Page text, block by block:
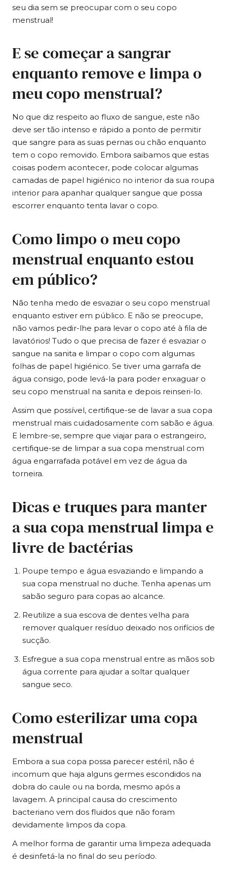
seu dia sem se preocupar com o seu copo
menstrual!
E se começar a sangrar
enquanto remove e limpa o
meu copo menstrual?
No que diz respeito ao fluxo de sangue, este não
deve ser tão intenso e rápido a ponto de permitir
que sangre para as suas pernas ou chão enquanto
tem o copo removido. Embora saibamos que estas
coisas podem acontecer, pode colocar algumas
camadas de papel higiénico no interior da sua roupa
interior para apanhar qualquer sangue que possa
escorrer enquanto tenta lavar o copo.
Como limpo o meu copo
menstrual enquanto estou
em público?
Não tenha medo de esvaziar o seu copo menstrual
enquanto estiver em público. E não se preocupe,
não vamos pedir-lhe para levar o copo até à fila de
lavatórios! Tudo o que precisa de fazer é esvaziar o
sangue na sanita e limpar o copo com algumas
folhas de papel higiénico. Se tiver uma garrafa de
água consigo, pode levá-la para poder enxaguar o
seu copo menstrual na sanita e depois reinseri-lo.
Assim que possível, certifique-se de lavar a sua copa
menstrual mais cuidadosamente com sabão e água.
E lembre-se, sempre que viajar para o estrangeiro,
certifique-se de limpar a sua copa menstrual com
água engarrafada potável em vez de água da
torneira.
Dicas e truques para manter
a sua copa menstrual limpa e
livre de bactérias
Poupe tempo e água esvaziando e limpando a
sua copa menstrual no duche. Tenha apenas um
sabão seguro para copas ao alcance.
Reutilize a sua escova de dentes velha para
remover qualquer resíduo deixado nos orifícios de
sucção.
Esfregue a sua copa menstrual entre as mãos sob
água corrente para ajudar a soltar qualquer
sangue seco.
Como esterilizar uma copa
menstrual
Embora a sua copa possa parecer estéril, não é
incomum que haja alguns germes escondidos na
dobra do caule ou na borda, mesmo após a
lavagem. A principal causa do crescimento
bacteriano vem dos fluidos que não foram
devidamente limpos da copa.
A melhor forma de garantir uma limpeza adequada
é desinfetá-la no final do seu período.